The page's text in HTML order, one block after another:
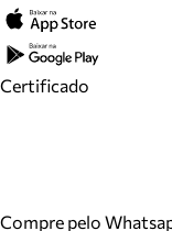
Certificado
Compre pelo